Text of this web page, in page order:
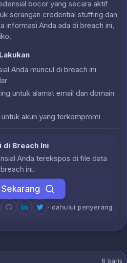
bocor yang secara aktif
serangan credential stuffing dan
informasi Anda ada di breach ini,
Anda muncul di breach ini
untuk alamat email dan domain
akun yang terkompromi
di Breach Ini
Anda terekspos di file data
breach ini.
· dahului penyerang
6 baris